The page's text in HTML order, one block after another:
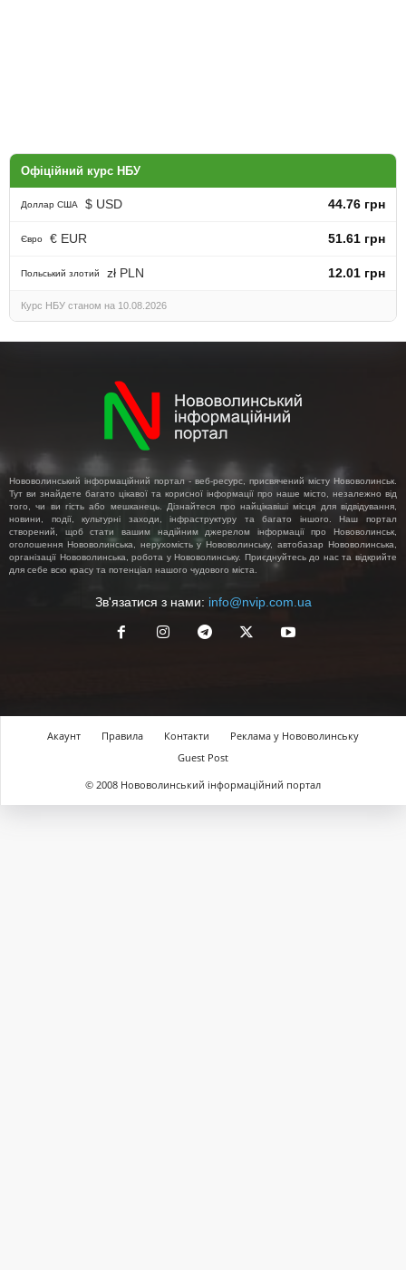
Офіційний курс НБУ
Доллар США $ USD 44.76 грн
Євро € EUR 51.61 грн
Польський злотий zł PLN 12.01 грн
Курс НБУ станом на 10.08.2026
Нововолинський інформаційний портал - веб-ресурс, присвячений місту Нововолинськ.
Тут ви знайдете багато цікавої та корисної інформації про наше місто, незалежно від
того, чи ви гість або мешканець. Дізнайтеся про найцікавіші місця для відвідування,
новини, події, культурні заходи, інфраструктуру та багато іншого. Наш портал
створений, щоб стати вашим надійним джерелом інформації про Нововолинськ,
оголошення Нововолинська, нерухомість у Нововолинську, автобазар Нововолинська,
організації Нововолинська, робота у Нововолинську. Приєднуйтесь до нас та відкрийте
для себе всю красу та потенціал нашого чудового міста.
Зв'язатися з нами: info@nvip.com.ua
Акаунт Правила Контакти
Реклама у Нововолинську
Guest Post
© 2008 Нововолинський інформаційний портал